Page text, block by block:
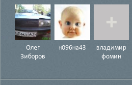
Олег
Зиборов
н096на43
владимир
фомин